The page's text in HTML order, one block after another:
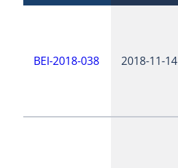
BEI-2018-038 2018-11-14